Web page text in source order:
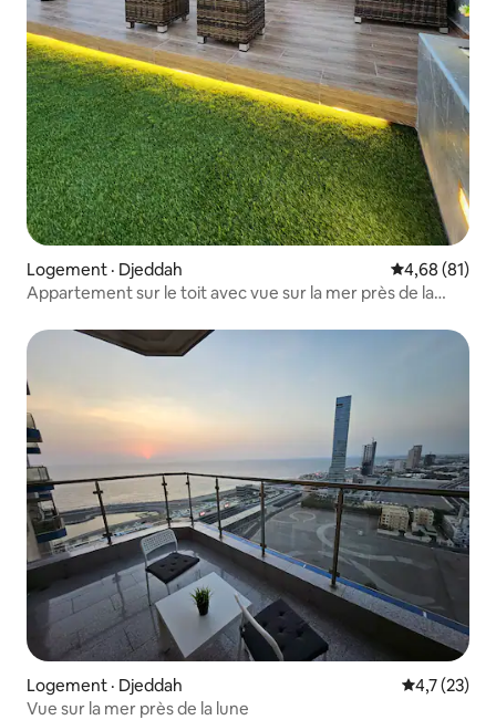
Logement · Djeddah Note
4,68 (81)
Appartement sur le toit avec vue sur la mer près de la
Logement · Djeddah Note
4,7 (23)
Vue sur la mer près de la lune